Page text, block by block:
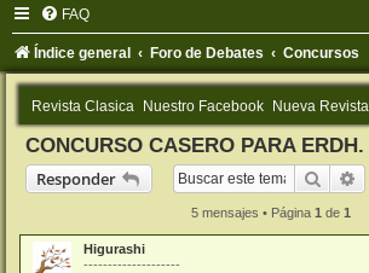
FAQ
Índice general Foro de Debates Concursos
Revista Clasica Nuestro Facebook Nueva Revista
CONCURSO CASERO PARA ERDH.
Responder
Buscar
5 mensajes • Página 1 de 1
Higurashi
--------------------